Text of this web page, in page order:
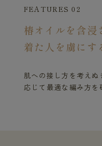
FEATURES 02
椿オイルを含浸
着た人を虜にす
肌への接し方を考え
応じて最適な編み方を